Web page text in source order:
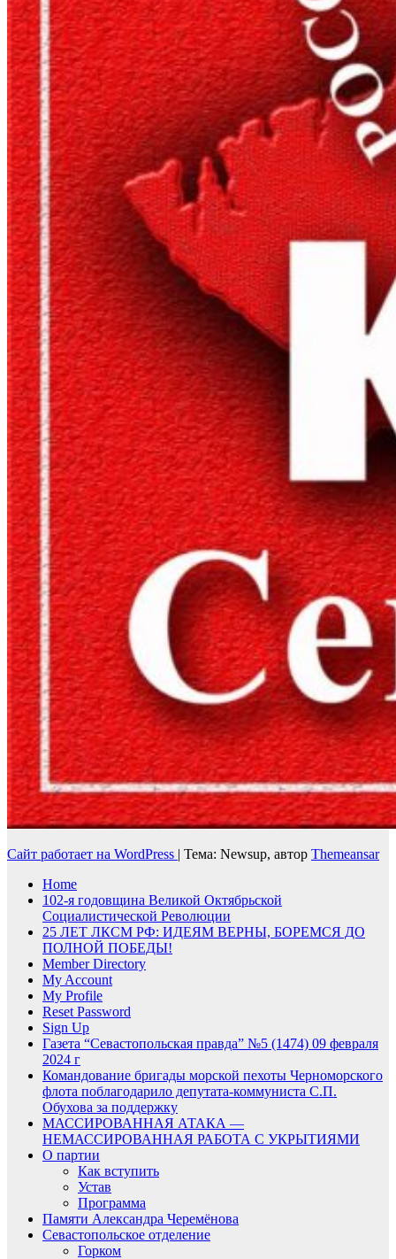
Сайт работает на WordPress | Тема: Newsup, автор Themeansar
Home
102-я годовщина Великой Октябрьской
Социалистической Революции
25 ЛЕТ ЛКСМ РФ: ИДЕЯМ ВЕРНЫ, БОРЕМСЯ ДО
ПОЛНОЙ ПОБЕДЫ!
Member Directory
My Account
My Profile
Reset Password
Sign Up
Газета “Севастопольская правда” №5 (1474) 09 февраля
2024 г
Командование бригады морской пехоты Черноморского
флота поблагодарило депутата-коммуниста С.П.
Обухова за поддержку
МАССИРОВАННАЯ АТАКА —
НЕМАССИРОВАННАЯ РАБОТА С УКРЫТИЯМИ
О партии
Как вступить
Устав
Программа
Памяти Александра Черемёнова
Севастопольское отделение
Горком